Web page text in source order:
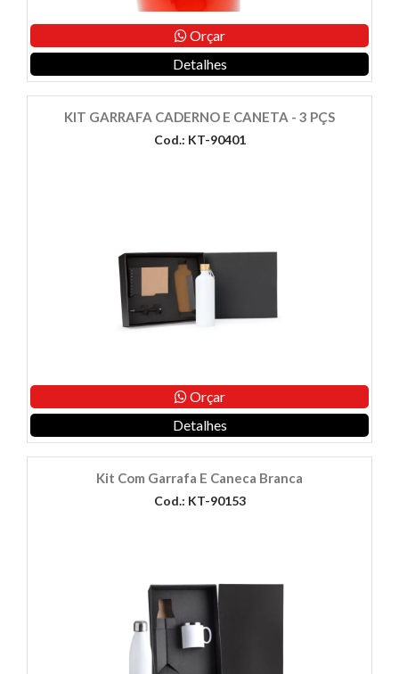
Orçar
Detalhes
KIT GARRAFA CADERNO E CANETA - 3 PÇS
Cod.: KT-90401
Orçar
Detalhes
Kit Com Garrafa E Caneca Branca
Cod.: KT-90153